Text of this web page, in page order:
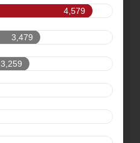
4,579
3,479
3,259